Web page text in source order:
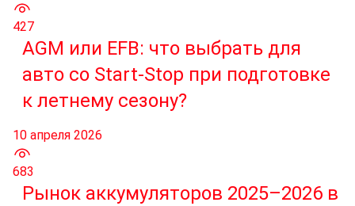
427
AGM или EFB: что выбрать для
авто со Start-Stop при подготовке
к летнему сезону?
10 апреля 2026
683
Рынок аккумуляторов 2025–2026 в